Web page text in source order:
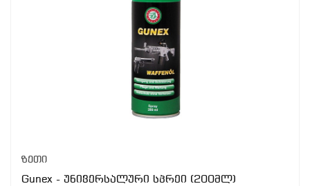
ზეთი
Gunex - უნივერსალური სპრეი (200მლ)